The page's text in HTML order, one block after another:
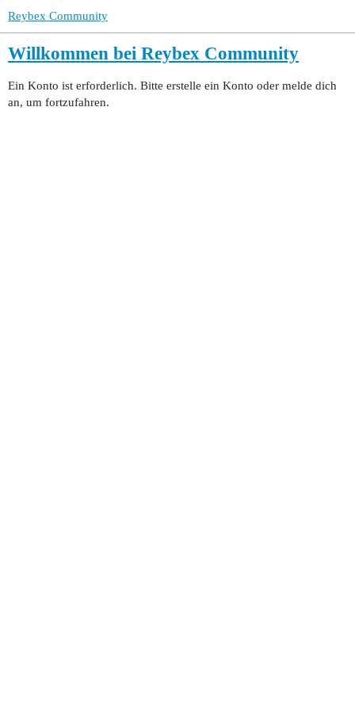
Reybex Community
Willkommen bei Reybex Community
Ein Konto ist erforderlich. Bitte erstelle ein Konto oder melde dich
an, um fortzufahren.